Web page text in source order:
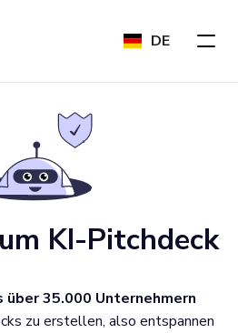
DE
KI-Pitchdeck
über 35.000 Unternehmern
zu erstellen, also entspannen